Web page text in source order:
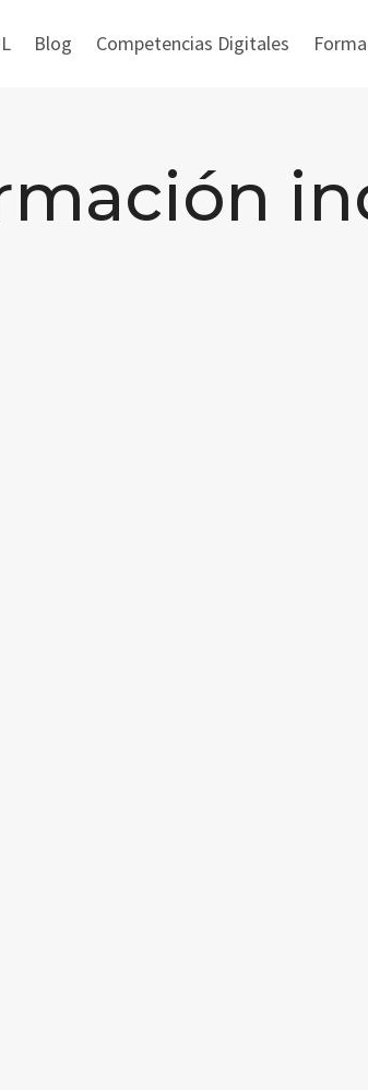
Blog Competencias Digitales